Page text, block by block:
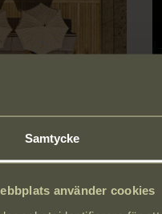
Samtycke
använder cookies